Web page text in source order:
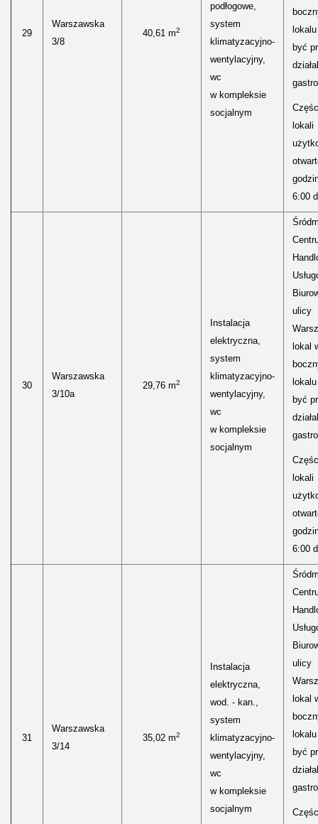
29
Warszawska
3/8
40,61 m2
podłogowe,
system
klimatyzacyjno-
wentylacyjny,
wc
w kompleksie
socjalnym
być
lokali
6:00
30
Warszawska
3/10a
29,76 m2
Instalacja
elektryczna,
system
klimatyzacyjno-
wentylacyjny,
wc
w kompleksie
socjalnym
ulicy
lokal
być
lokali
6:00
31
Warszawska
3/14
35,02 m2
Instalacja
elektryczna,
wod. - kan.,
system
klimatyzacyjno-
wentylacyjny,
wc
w kompleksie
socjalnym
ulicy
lokal
być